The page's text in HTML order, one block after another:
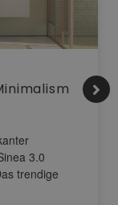
3.0
trendige